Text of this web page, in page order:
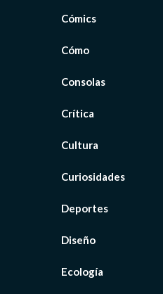
Cómics
Cómo
Consolas
Crítica
Cultura
Curiosidades
Deportes
Diseño
Ecología